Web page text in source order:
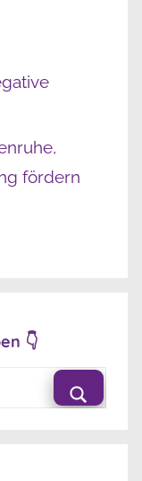
fördern
👇